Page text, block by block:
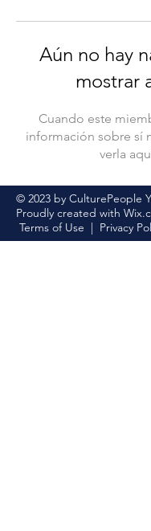
Aún no hay
mostrar
Cuando este
información sobre sí
verla
© 2023 by CulturePeople
Proudly created with
Terms of Use | Privacy